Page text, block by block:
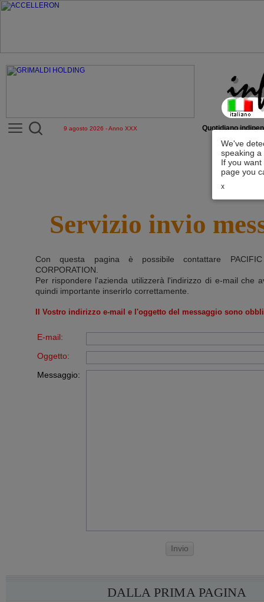
We've
speaking
If you
page you
x
9 agosto 2026 - Anno XXX Quotidiano
Servizio invio
Con questa pagina è possibile contattare
CORPORATION
Per rispondere l'azienda utilizzerà l'indirizzo di e-mail che
quindi importante inserirlo correttamente.
Il Vostro indirizzo e-mail e l'oggetto del messaggio sono
E-mail:
Oggetto:
Messaggio:
Invio
DALLA PRIMA PAGINA